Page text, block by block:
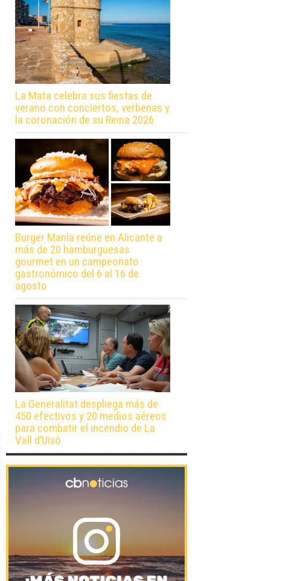
La Mata celebra sus fiestas de
verano con conciertos, verbenas y
la coronación de su Reina 2026
Burger Manía reúne en Alicante a
más de 20 hamburguesas
gourmet en un campeonato
gastronómico del 6 al 16 de
agosto
La Generalitat despliega más de
450 efectivos y 20 medios aéreos
para combatir el incendio de La
Vall d’Uixó